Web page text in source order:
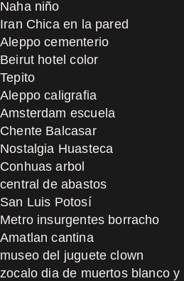
Naha niño
Iran Chica en la pared
Aleppo cementerio
Beirut hotel color
Tepito
Aleppo caligrafia
Amsterdam escuela
Chente Balcasar
Nostalgia Huasteca
Conhuas arbol
central de abastos
San Luis Potosí
Metro insurgentes borracho
Amatlan cantina
museo del juguete clown
zocalo dia de muertos blanco y